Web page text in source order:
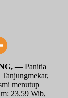
— Panitia
menutup
23.59 Wib,